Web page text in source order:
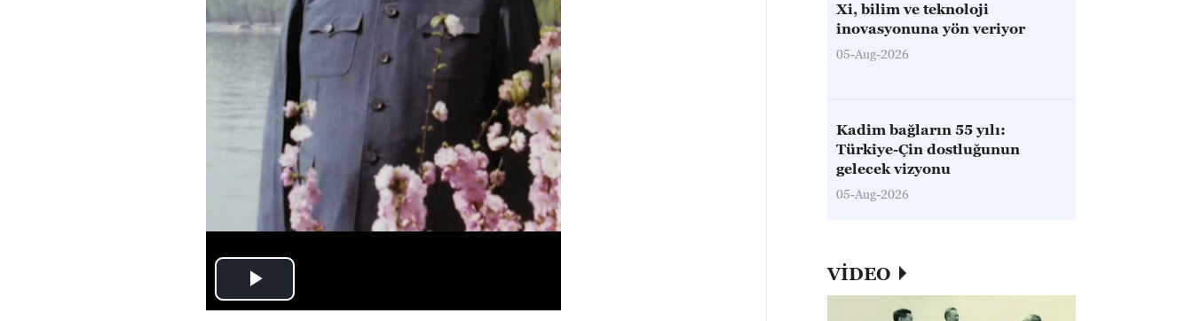
Play
Xi, bilim ve teknoloji
inovasyonuna yön veriyor
05-Aug-2026
Kadim bağların 55 yılı:
Türkiye-Çin dostluğunun
gelecek vizyonu
05-Aug-2026
VİDEO